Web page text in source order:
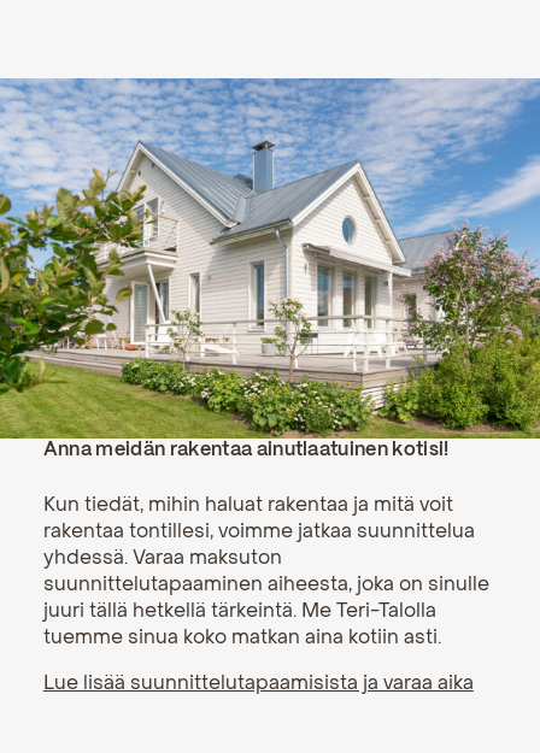
Anna meidän rakentaa ainutlaatuinen kotisi!
Kun tiedät, mihin haluat rakentaa ja mitä voit
rakentaa tontillesi, voimme jatkaa suunnittelua
yhdessä. Varaa maksuton
suunnittelutapaaminen aiheesta, joka on sinulle
juuri tällä hetkellä tärkeintä. Me Teri-Talolla
tuemme sinua koko matkan aina kotiin asti.
Lue lisää suunnittelutapaamisista ja varaa aika